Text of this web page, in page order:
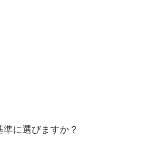
に選びますか？